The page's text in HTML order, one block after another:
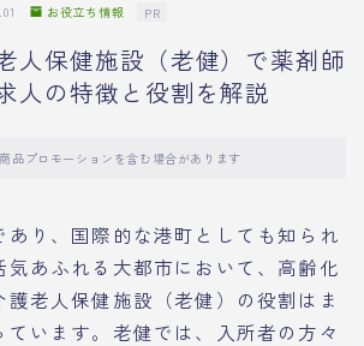
お役立ち情報 PR
人保健施設（老健）で薬剤師
人の特徴と役割を解説
品プロモーションを含む場合があります
あり、国際的な港町としても知られ
気あふれる大都市において、高齢化
護老人保健施設（老健）の役割はま
ています。老健では、入所者の方々